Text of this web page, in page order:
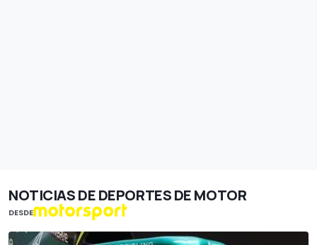
NOTICIAS DE DEPORTES DE MOTOR
DESDE